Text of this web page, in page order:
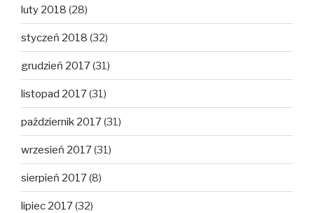
luty 2018 (28)
styczeń 2018 (32)
grudzień 2017(31)
listopad 2017(31)
październik 2017(31)
wrzesień 2017(31)
sierpień 2017(8)
lipiec 2017(32)